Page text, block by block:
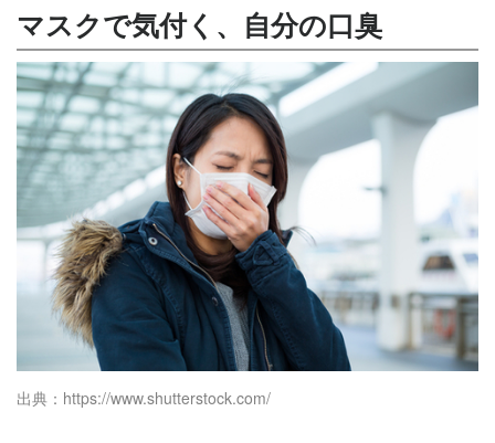
マスクで気付く、自分の口臭
出典：https://www.shutterstock.com/